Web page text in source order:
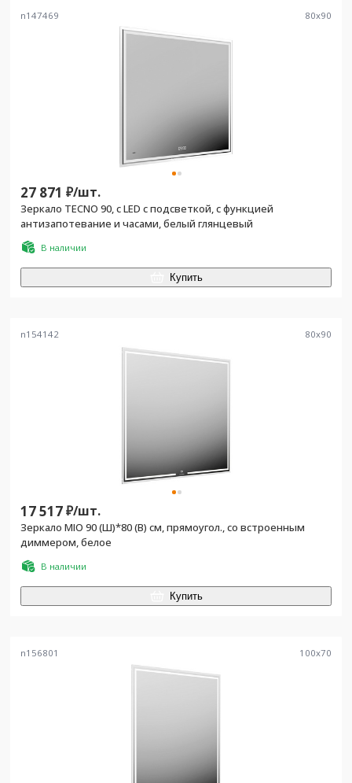
n147469 80x90
27 871 ₽/шт.
Зеркало TECNO 90, c LED с подсветкой, с функцией
антизапотевание и часами, белый глянцевый
В наличии
Купить
n154142 80x90
17 517₽/шт.
Зеркало MIO 90 (Ш)*80 (В) см, прямоугол., со встроенным
диммером, белое
В наличии
Купить
n156801 100x70